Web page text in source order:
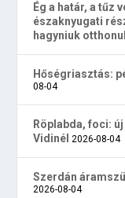
Ég a határ, a tűz
északnyugati
hagyniuk
Hőségriasztás:
08-04
Röplabda, foci:
Vidinél 2026-08-04
Szerdán
2026-08-04